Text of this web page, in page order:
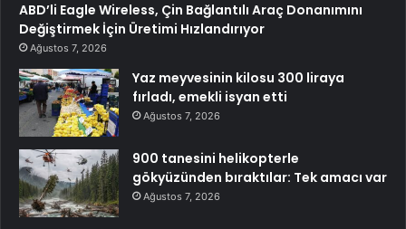
ABD’li Eagle Wireless, Çin Bağlantılı Araç Donanımını
Değiştirmek İçin Üretimi Hızlandırıyor
Ağustos 7, 2026
Yaz meyvesinin kilosu 300 liraya
fırladı, emekli isyan etti
Ağustos 7, 2026
900 tanesini helikopterle
gökyüzünden bıraktılar: Tek amacı var
Ağustos 7, 2026